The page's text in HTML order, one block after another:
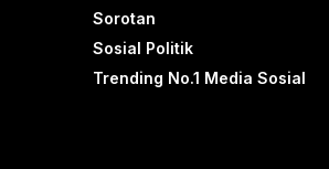
Sorotan
Sosial Politik
Trending No.1 Media Sosial